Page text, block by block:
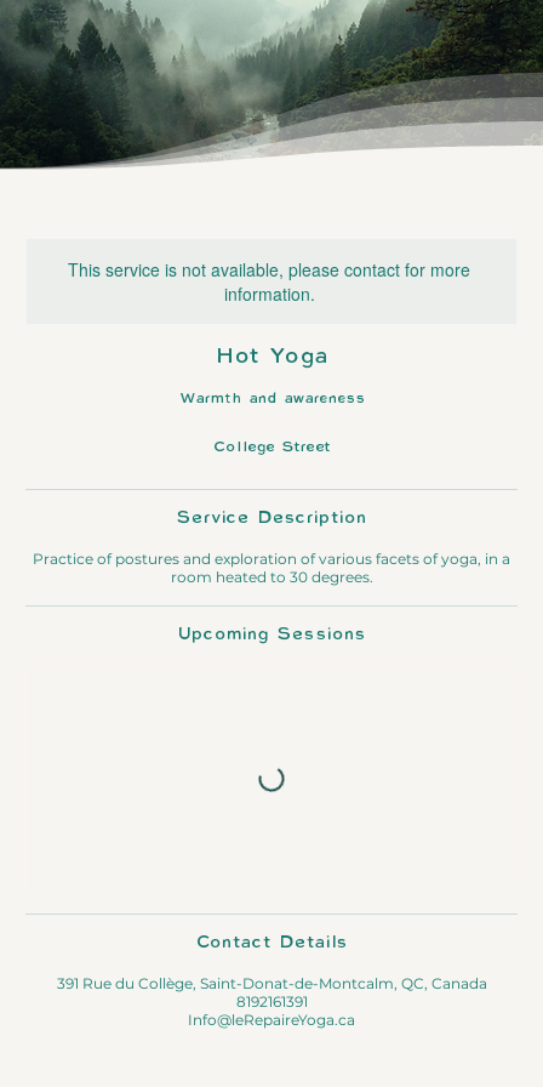
This service is not available, please contact for more
information.
Hot Yoga
Warmth and awareness
College Street
Service Description
Practice of postures and exploration of various facets of yoga, in a
room heated to 30 degrees.
Upcoming Sessions
Contact Details
391 Rue du Collège, Saint-Donat-de-Montcalm, QC, Canada
8192161391
Info@leRepaireYoga.ca